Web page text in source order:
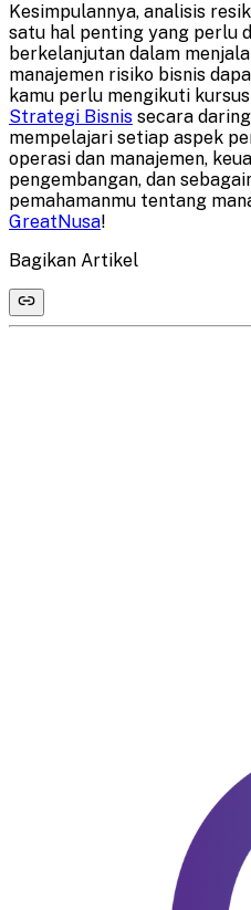
Kesimpulannya, analisis
satu hal penting yang perlu
berkelanjutan dalam
manajemen risiko bisnis
kamu perlu mengikuti kursus
Strategi Bisnis secara
mempelajari setiap aspek
operasi dan manajemen,
pengembangan, dan
pemahamanmu tentang
GreatNusa!
Bagikan Artikel